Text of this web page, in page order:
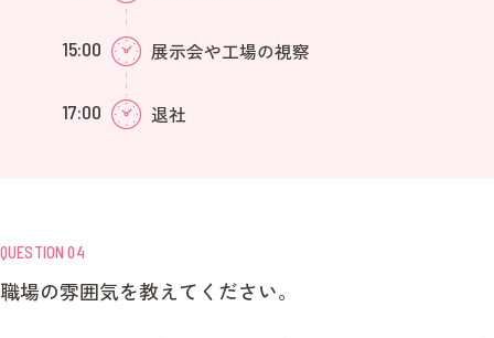
15:00 展示会や工場の視察
17:00 退社
QUESTION 04
職場の雰囲気を教えてください。